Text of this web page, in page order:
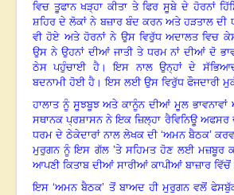
ਵਿਚ ਤੂਫਾਨ ਖੜ੍ਹਾ ਕੀਤਾ ਤੇ ਫਿਰ ਸੂਬੇ ਦੇ ਹੋਰਨਾਂ
ਸ਼ਹਿਰ ਦੇ ਲੋਕਾਂ ਨੇ ਬਜ਼ਾਰ ਬੰਦ ਕਰਨ ਅਤੇ ਹੜਤਾਲ ਦੀ
ਵੀ ਹੋਏ ਅਤੇ ਹੋਰਨਾਂ ਨੇ ਉਸ ਵਿਰੁੱਧ ਅਦਾਲਤ ਵਿਚ
ਉਸ ਨੇ ਉਹਨਾਂ ਦੀਆਂ ਜਾਤੀ ਤੇ ਧਰਮ ਨਾਂ ਦੀਆਂ ਦੋ
ਠੇਸ ਪਹੁੰਚਾਈ ਹੈ। ਇਸ ਨਾਲ ਉਨ੍ਹਾਂ ਦੇ
ਬਦਨਾਮੀ ਹੋਈ ਹੈ। ਇਸ ਲਈ ਉਸ ਵਿਰੁੱਧ ਫੌਜਦਾਰੀ
ਹਾਲਾਤ ਨੂੰ ਸੂਝਬੂਝ ਅਤੇ ਕਾਨੂੰਨ ਦੀਆਂ ਮੂਲ ਭਾਵਨਾਵਾਂ
ਸਥਾਨਕ ਪ੍ਰਸ਼ਾਸਨ ਨੇ ਇਕ ਜ਼ਿਲ੍ਹਾ ਰੈਵਿਨਿਊ ਅਫਸਰ
ਧਰਮ ਦੇ ਠੇਕੇਦਾਰਾਂ ਨਾਲ ਲੇਖਕ ਦੀ ‘ਅਮਨ ਬੈਠਕ’
ਮੁਰੁਗਨ ਨੂੰ ਇਸ ਗੱਲ ’ਤੇ ਸਹਿਮਤ ਹੋਣ ਲਈ ਮਜ਼ਬੂਰ
ਆਪਣੀ ਕਿਤਾਬ ਦੀਆਂ ਸਾਰੀਆਂ ਕਾਪੀਆਂ ਬਾਜ਼ਾਰ ਵਿੱਚੋਂ
ਇਸ ‘ਅਮਨ ਬੈਠਕ’ ਤੋਂ ਬਾਅਦ ਹੀ ਮੁਰੁਗਨ ਵਲੋਂ